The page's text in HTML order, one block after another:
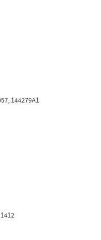
144279A1